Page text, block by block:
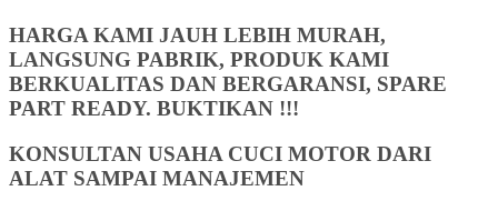
HARGA KAMI JAUH LEBIH MURAH,
LANGSUNG PABRIK, PRODUK KAMI
BERKUALITAS DAN BERGARANSI, SPARE
PART READY. BUKTIKAN !!!
KONSULTAN USAHA CUCI MOTOR DARI
ALAT SAMPAI MANAJEMEN